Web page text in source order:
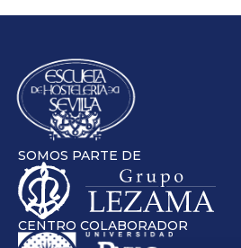
SOMOS PARTE DE
CENTRO COLABORADOR